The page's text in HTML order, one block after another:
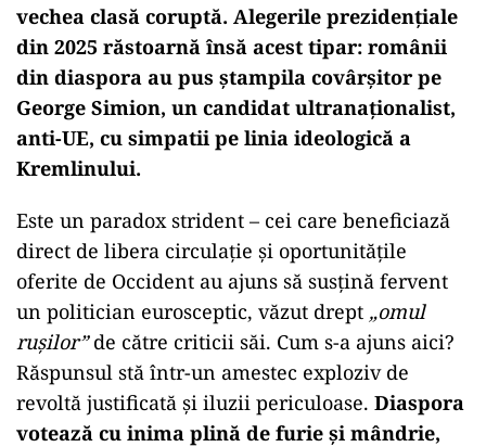
vechea clasă coruptă. Alegerile prezidențiale
din 2025 răstoarnă însă acest tipar: românii
din diaspora au pus ștampila covârșitor pe
George Simion, un candidat ultranaționalist,
anti-UE, cu simpatii pe linia ideologică a
Kremlinului.
Este un paradox strident – cei care beneficiază
direct de libera circulație și oportunitățile
oferite de Occident au ajuns să susțină fervent
un politician eurosceptic, văzut drept „omul
rușilor”de către criticii săi. Cum s-a ajuns aici?
Răspunsul stă într-un amestec exploziv de
revoltă justificată și iluzii periculoase. Diaspora
votează cu inima plină de furie și mândrie,